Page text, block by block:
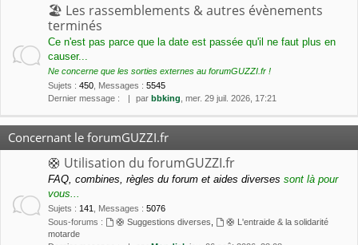
🏖 Les rassemblements & autres évènements
terminés
Ce n'est pas parce que la date est passée qu'il ne faut plus en
causer...
Ne concerne que les sorties externes au forumGUZZI.fr !
Sujets : 450 Messages : 5545
Dernier message :
par bbking , mer. 29 juil. 2026, 17:21
Concernant le forumGUZZI.fr
🛟 Utilisation du forumGUZZI.fr
FAQ, combines, règles du forum et aides diverses sont là pour
vous...
Sujets : 141 Messages : 5076
Sous-forums :
🛟 Suggestions diverses
🛟 L'entraide & la solidarité
motarde